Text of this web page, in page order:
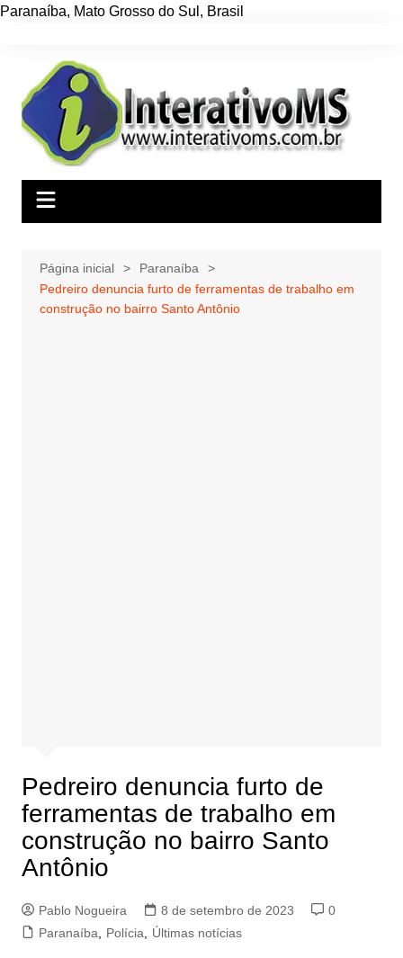
Paranaíba, Mato Grosso do Sul , Brasil
conteúdo
Página inicial
Paranaíba
Pedreiro denuncia furto de ferramentas de trabalho em
construção no bairro Santo Antônio
Pedreiro denuncia furto de
ferramentas de trabalho em
construção no bairro Santo
Antônio
Pablo Nogueira 8 de setembro de 2023
0
Paranaíba
Polícia Últimas notícias